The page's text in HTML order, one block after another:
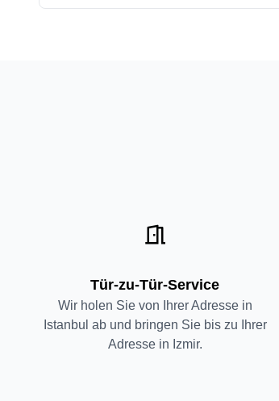
Tür-zu-Tür-Service
Wir holen Sie von Ihrer Adresse in
Istanbul ab und bringen Sie bis zu Ihrer
Adresse in Izmir.